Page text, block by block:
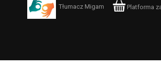
Tłumacz Migam Platforma